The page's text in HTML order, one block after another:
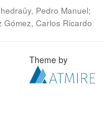
Pedro Manuel;
Gómez, Carlos Ricardo
Theme by